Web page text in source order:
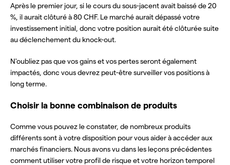
Après le premier jour, si le cours du sous-jacent avait baissé de 20
%, il aurait clôturé à 80 CHF. Le marché aurait dépassé votre
investissement initial, donc votre position aurait été clôturée suite
au déclenchement du knock-out.
N'oubliez pas que vos gains et vos pertes seront également
impactés, donc vous devrez peut-être surveiller vos positions à
long terme.
Choisir la bonne combinaison de produits
Comme vous pouvez le constater, de nombreux produits
différents sont à votre disposition pour vous aider à accéder aux
marchés financiers. Nous avons vu dans les leçons précédentes
comment utiliser votre profil de risque et votre horizon temporel